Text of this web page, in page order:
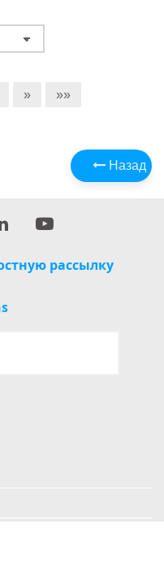
» »»
Назад
рассылку